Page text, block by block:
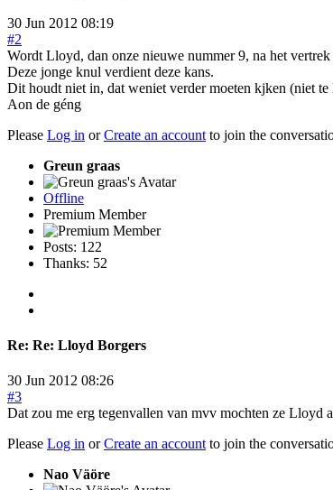
30 Jun 2012 08:19
#2
Wordt Lloyd, dan onze nieuwe nummer 9, na het vertrek
Deze jonge knul verdient deze kans.
Dit houdt niet in, dat weniet verder moeten kjken (niet te
Aon de géng
Please Log in orCreate an account to join the
Greun graas
Offline
Premium Member
Posts: 122
Thanks: 52
Re: Re: Lloyd Borgers
30 Jun 2012 08:26
#3
Dat zou me erg tegenvallen van mvv mochten ze
Please Log in orCreate an accountto join the
Nao Väöre